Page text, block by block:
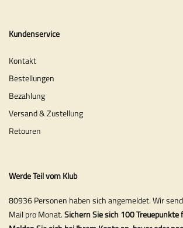
Kundenservice
Kontakt
Bestellungen
Bezahlung
Versand & Zustellung
Retouren
Werde Teil vom Klub
80936 Personen haben sich angemeldet. Wir
Mail pro Monat.Sichern Sie sich 100